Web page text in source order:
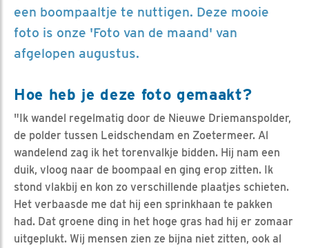
een boompaaltje te nuttigen. Deze mooie
foto is onze 'Foto van de maand' van
afgelopen augustus.
Hoe heb je deze foto gemaakt?
"Ik wandel regelmatig door de Nieuwe Driemanspolder,
de polder tussen Leidschendam en Zoetermeer. Al
wandelend zag ik het torenvalkje bidden. Hij nam een
duik, vloog naar de boompaal en ging erop zitten. Ik
stond vlakbij en kon zo verschillende plaatjes schieten.
Het verbaasde me dat hij een sprinkhaan te pakken
had. Dat groene ding in het hoge gras had hij er zomaar
uitgeplukt. Wij mensen zien ze bijna niet zitten, ook al